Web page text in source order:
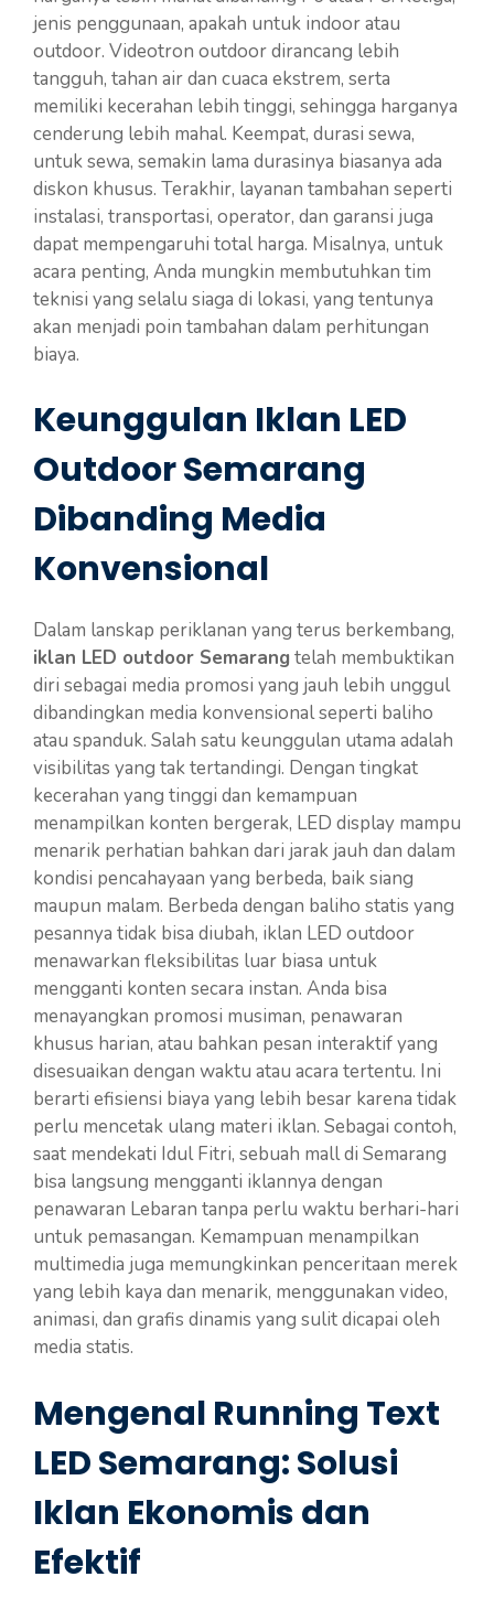
jenis penggunaan, apakah untuk indoor atau
outdoor. Videotron outdoor dirancang lebih
tangguh, tahan air dan cuaca ekstrem, serta
memiliki kecerahan lebih tinggi, sehingga harganya
cenderung lebih mahal. Keempat, durasi sewa,
untuk sewa, semakin lama durasinya biasanya ada
diskon khusus. Terakhir, layanan tambahan seperti
instalasi, transportasi, operator, dan garansi juga
dapat mempengaruhi total harga. Misalnya, untuk
acara penting, Anda mungkin membutuhkan tim
teknisi yang selalu siaga di lokasi, yang tentunya
akan menjadi poin tambahan dalam perhitungan
biaya.
Keunggulan Iklan LED
Outdoor Semarang
Dibanding Media
Konvensional
Dalam lanskap periklanan yang terus berkembang,
iklan LED outdoor Semarang telah membuktikan
diri sebagai media promosi yang jauh lebih unggul
dibandingkan media konvensional seperti baliho
atau spanduk. Salah satu keunggulan utama adalah
visibilitas yang tak tertandingi. Dengan tingkat
kecerahan yang tinggi dan kemampuan
menampilkan konten bergerak, LED display mampu
menarik perhatian bahkan dari jarak jauh dan dalam
kondisi pencahayaan yang berbeda, baik siang
maupun malam. Berbeda dengan baliho statis yang
pesannya tidak bisa diubah, iklan LED outdoor
menawarkan fleksibilitas luar biasa untuk
mengganti konten secara instan. Anda bisa
menayangkan promosi musiman, penawaran
khusus harian, atau bahkan pesan interaktif yang
disesuaikan dengan waktu atau acara tertentu. Ini
berarti efisiensi biaya yang lebih besar karena tidak
perlu mencetak ulang materi iklan. Sebagai contoh,
saat mendekati Idul Fitri, sebuah mall di Semarang
bisa langsung mengganti iklannya dengan
penawaran Lebaran tanpa perlu waktu berhari-hari
untuk pemasangan. Kemampuan menampilkan
multimedia juga memungkinkan penceritaan merek
yang lebih kaya dan menarik, menggunakan video,
animasi, dan grafis dinamis yang sulit dicapai oleh
media statis.
Mengenal Running Text
LED Semarang: Solusi
Iklan Ekonomis dan
Efektif